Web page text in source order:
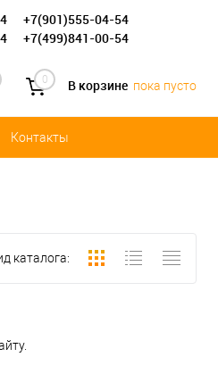
+7(901)555-04-54
+7(499)841-00-54
0 В корзине пока пусто
Контакты
каталога: